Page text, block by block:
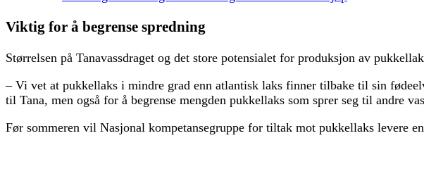
Viktig for å begrense spredning
Størrelsen på Tanavassdraget og det store potensialet for produksjon av
– Vi vet at pukkellaks i mindre grad enn atlantisk laks finner tilbake til sin
til Tana, men også for å begrense mengden pukkellaks som sprer seg til andre
Før sommeren vil Nasjonal kompetansegruppe for tiltak mot pukkellaks levere